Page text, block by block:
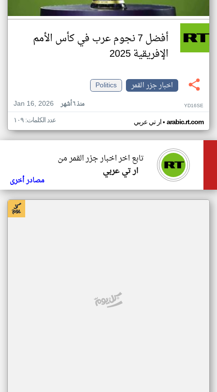
أفضل 7 نجوم عرب في كأس الأمم
الإفريقية 2025
اخبار جزر القمر
Politics
Jan 16, 2026
منذ ٦ أشهر YD16SE
ار تي عربي• arabic.rt.com عدد الكلمات: ١٠٩
تابع اخر اخبار جزر القمر من
ار تي عربي
مصادر أخرى